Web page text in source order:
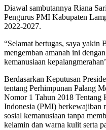
Diawal sambutannya Riana
Pengurus PMI Kabupaten
2022-2027.
“Selamat bertugas, saya yakin
mengemban amanah ini
kemanusiaan
Berdasarkan Keputusan
tentang Perhimpunan Palang
Nomor 1 Tahun 2018 Tentang
Indonesia (PMI) berkewajiban
sosial kemanusiaan tanpa
kelamin dan warna kulit serta